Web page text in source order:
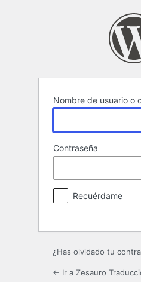
Nombre de usuario o
Contraseña
Recuérdame
¿Has olvidado tu
← Ir a Zesauro